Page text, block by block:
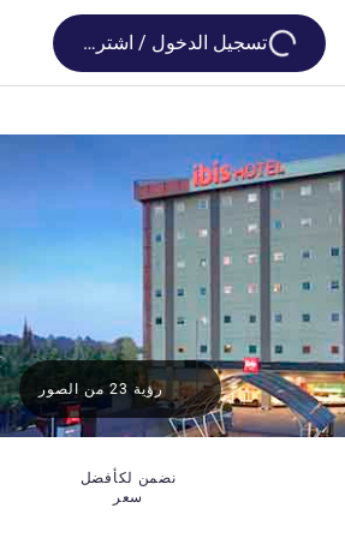
Loading...
تسجيل الدخول / اشترك
نضمن لكأفضل
سعر
رؤية 23 من الصور